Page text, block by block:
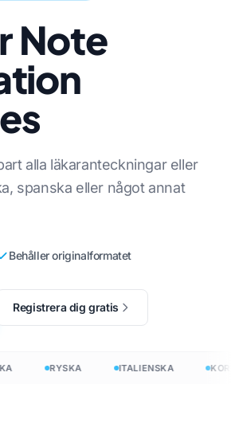
Note
alla läkaranteckningar eller
spanska eller något annat
Behåller originalformatet
Registrera dig gratis
RYSKA ITALIENSKA